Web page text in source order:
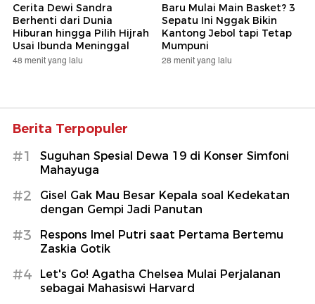
Cerita Dewi Sandra
Berhenti dari Dunia
Hiburan hingga Pilih Hijrah
Usai Ibunda Meninggal
48 menit yang lalu
Baru Mulai Main Basket? 3
Sepatu Ini Nggak Bikin
Kantong Jebol tapi Tetap
Mumpuni
28 menit yang lalu
Berita Terpopuler
#1
Suguhan Spesial Dewa 19 di Konser Simfoni
Mahayuga
#2
Gisel Gak Mau Besar Kepala soal Kedekatan
dengan Gempi Jadi Panutan
#3
Respons Imel Putri saat Pertama Bertemu
Zaskia Gotik
#4
Let's Go! Agatha Chelsea Mulai Perjalanan
sebagai Mahasiswi Harvard